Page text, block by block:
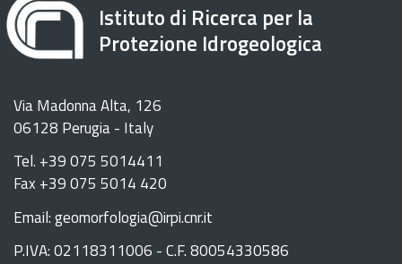
Istituto di Ricerca per la
Protezione Idrogeologica
Via Madonna Alta, 126
06128 Perugia - Italy
Tel. +39 075 5014411
Fax +39 075 5014 420
Email: geomorfologia@irpi.cnr.it
P.IVA: 02118311006 - C.F. 80054330586